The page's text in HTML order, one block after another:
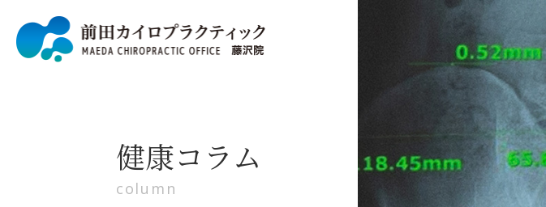
健康コラム
column